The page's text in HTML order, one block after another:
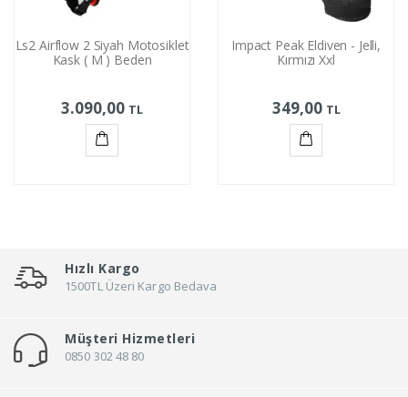
Ls2 Airflow 2 Siyah Motosiklet
Kask ( M ) Beden
3.090,00 TL
Impact Peak Eldiven - Jelli,
Kırmızı Xxl
349,00 TL
Hızlı Kargo
1500TL Üzeri Kargo Bedava
Müşteri Hizmetleri
0850 302 48 80